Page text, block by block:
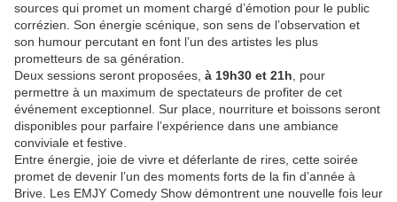
sources qui promet un moment chargé d’émotion pour le public
corrézien. Son énergie scénique, son sens de l’observation et
son humour percutant en font l’un des artistes les plus
prometteurs de sa génération.
Deux sessions seront proposées, à 19h30 et 21h , pour
permettre à un maximum de spectateurs de profiter de cet
événement exceptionnel. Sur place, nourriture et boissons seront
disponibles pour parfaire l’expérience dans une ambiance
conviviale et festive.
Entre énergie, joie de vivre et déferlante de rires, cette soirée
promet de devenir l’un des moments forts de la fin d’année à
Brive. Les EMJY Comedy Show démontrent une nouvelle fois leur